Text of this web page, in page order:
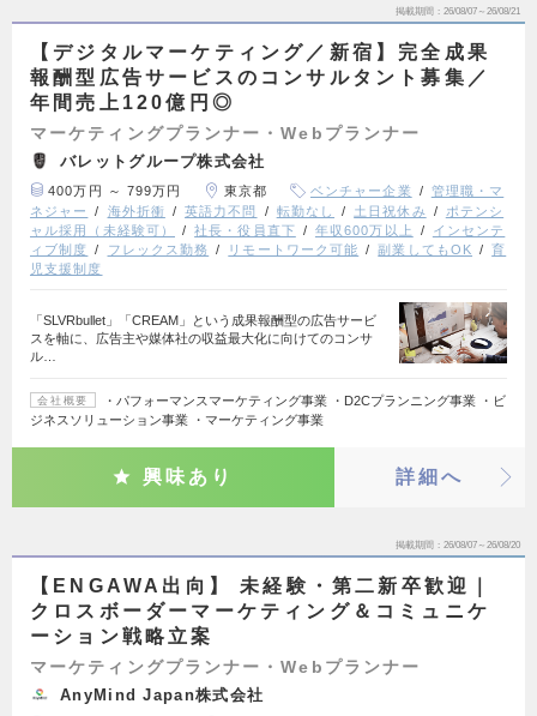
掲載期間 26/08/07～26/08/21
【デジタルマーケティング／新宿】完全成果
報酬型広告サービスのコンサルタント募集／
年間売上120億円◎
マーケティングプランナー・Webプランナー
バレットグループ株式会社
400万円 ～ 799万円 東京都 ベンチャー企業
管理職・マ
ネジャー
海外折衝 英語力不問 転勤なし 土日祝休み
ポテンシ
ャル採用（未経験可）
社長・役員直下 年収600万以上
インセンテ
ィブ制度
フレックス勤務 リモートワーク可能 副業してもOK
育
児支援制度
「SLVRbullet」「CREAM」という成果報酬型の広告サービ
スを軸に、広告主や媒体社の収益最大化に向けてのコンサ
ル…
会社概要
・パフォーマンスマーケティング事業 ・D2Cプランニング事業 ・ビ
ジネスソリューション事業 ・マーケティング事業
興味あり 詳細へ
掲載期間 26/08/07～26/08/20
【ENGAWA出向】 未経験・第二新卒歓迎｜
クロスボーダーマーケティング＆コミュニケ
ーション戦略立案
マーケティングプランナー・Webプランナー
AnyMind Japan株式会社